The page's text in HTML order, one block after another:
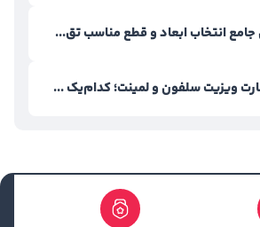
جامع انتخاب ابعاد و قطع مناسب تق...
ویزیت سلفون و لمینت؛ کدام‌یک ...